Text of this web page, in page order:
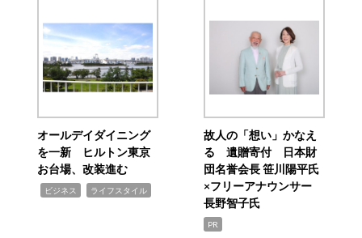
オールデイダイニング
を一新 ヒルトン東京
お台場、改装進む
ビジネス ライフスタイル
故人の「想い」かなえ
る 遺贈寄付 日本財
団名誉会長 笹川陽平氏
×フリーアナウンサー
長野智子氏
PR